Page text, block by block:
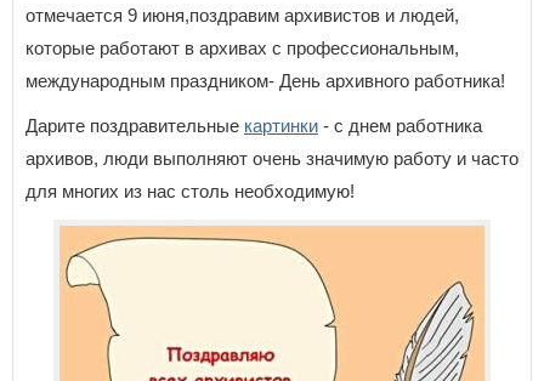
отмечается 9 июня,поздравим архивистов и людей,
которые работают в архивах с профессиональным,
международным праздником- День архивного работника!
Дарите поздравительные картинки - с днем работника
архивов, люди выполняют очень значимую работу и часто
для многих из нас столь необходимую!